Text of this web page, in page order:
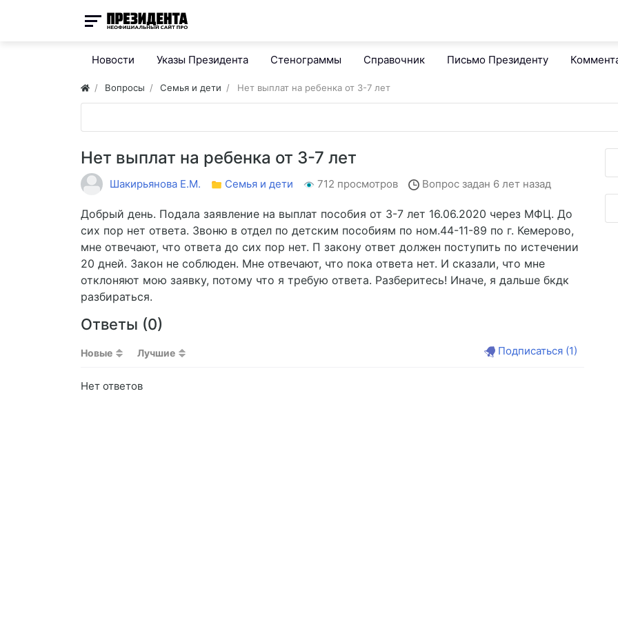
Новости Указы Президента Стенограммы Справочник Письмо Президенту
Вопросы Семья и дети Нет выплат на ребенка от 3-7 лет
Нет выплат на ребенка от 3-7 лет
Шакирьянова Е.М. Семья и дети 712 просмотров Вопрос задан 6 лет назад
Добрый день. Подала заявление на выплат пособия от 3-7 лет 16.06.2020 через МФЦ. До
сих пор нет ответа. Звоню в отдел по детским пособиям по ном.44-11-89 по г. Кемерово,
мне отвечают, что ответа до сих пор нет. П закону ответ должен поступить по истечении
20 дней. Закон не соблюден. Мне отвечают, что пока ответа нет. И сказали, что мне
отклоняют мою заявку, потому что я требую ответа. Разберитесь! Иначе, я дальше бкдк
разбираться.
Ответы (0)
Новые Лучшие Подписаться (1)
Нет ответов